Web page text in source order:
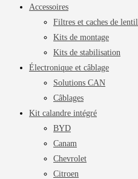
Accessoires
Filtres et caches de
Kits de montage
Kits de stabilisation
Électronique et câblage
Solutions CAN
Câblages
Kit calandre intégré
BYD
Canam
Chevrolet
Citroen